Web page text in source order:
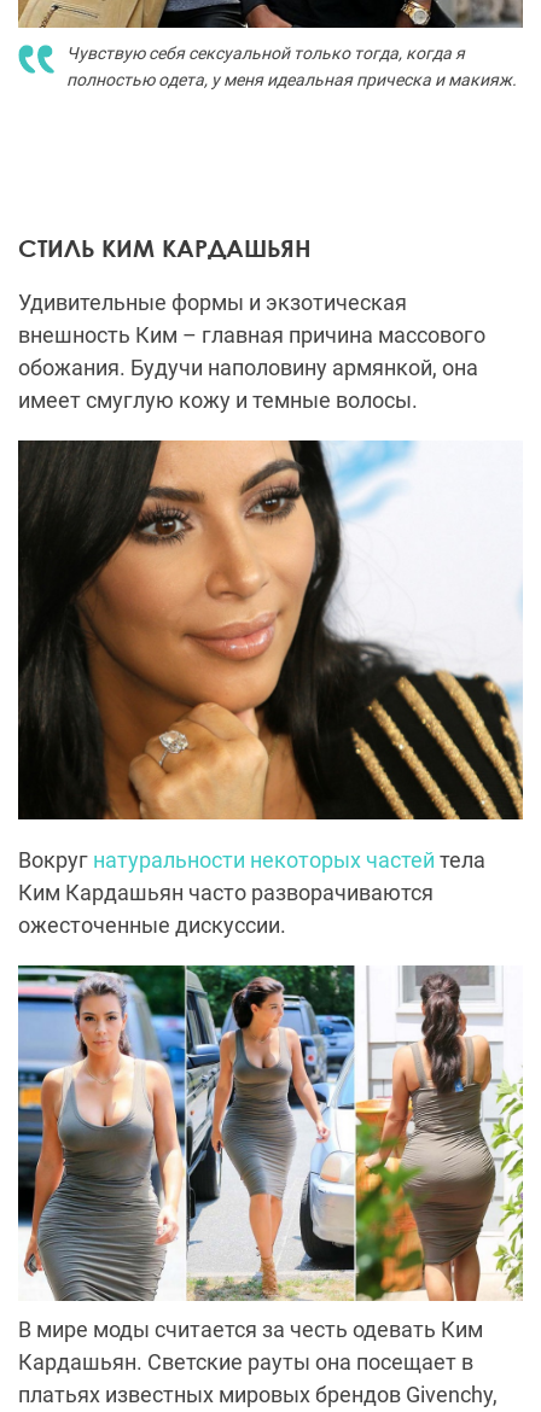
Чувствую себя сексуальной только тогда, когда я
полностью одета, у меня идеальная прическа и макияж.
СТИЛЬ КИМ КАРДАШЬЯН
Удивительные формы и экзотическая
внешность Ким – главная причина массового
обожания. Будучи наполовину армянкой, она
имеет смуглую кожу и темные волосы.
Вокруг натуральности некоторых частей тела
Ким Кардашьян часто разворачиваются
ожесточенные дискуссии.
В мире моды считается за честь одевать Ким
Кардашьян. Светские рауты она посещает в
платьях известных мировых брендов Givenchy,